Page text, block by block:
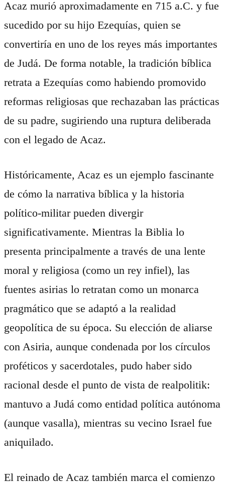
Acaz murió aproximadamente en 715 a.C. y fue
sucedido por su hijo Ezequías, quien se
convertiría en uno de los reyes más importantes
de Judá. De forma notable, la tradición bíblica
retrata a Ezequías como habiendo promovido
reformas religiosas que rechazaban las prácticas
de su padre, sugiriendo una ruptura deliberada
con el legado de Acaz.
Históricamente, Acaz es un ejemplo fascinante
de cómo la narrativa bíblica y la historia
político-militar pueden divergir
significativamente. Mientras la Biblia lo
presenta principalmente a través de una lente
moral y religiosa (como un rey infiel), las
fuentes asirias lo retratan como un monarca
pragmático que se adaptó a la realidad
geopolítica de su época. Su elección de aliarse
con Asiria, aunque condenada por los círculos
proféticos y sacerdotales, pudo haber sido
racional desde el punto de vista de realpolitik:
mantuvo a Judá como entidad política autónoma
(aunque vasalla), mientras su vecino Israel fue
aniquilado.
El reinado de Acaz también marca el comienzo